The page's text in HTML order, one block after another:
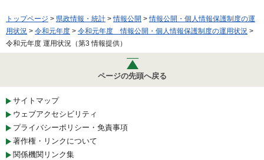
トップページ > 県政情報・統計 >情報公開 >情報公開・個人情報保護制度の運
用状況 > 令和元年度 > 令和元年度 情報公開・個人情報保護制度の運用状況 >
令和元年度 運用状況（第3 情報提供）
ページの先頭へ戻る
サイトマップ
ウェブアクセシビリティ
プライバシーポリシー・免責事項
著作権・リンクについて
関係機関リンク集